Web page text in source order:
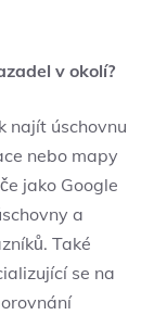
v okolí?
najít úschovnu
nebo mapy
jako Google
a
Také
se na